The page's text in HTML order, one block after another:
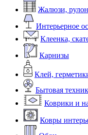
Жалюзи,
Интерьерное
Клеенка,
Карнизы
Клей,
Бытовая
Коврики и
Ковры